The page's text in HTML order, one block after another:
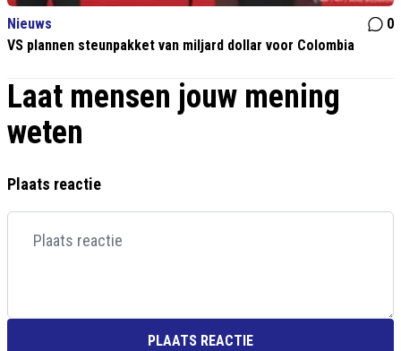
Nieuws
0
VS plannen steunpakket van miljard dollar voor Colombia
Laat mensen jouw mening
weten
Plaats reactie
PLAATS REACTIE